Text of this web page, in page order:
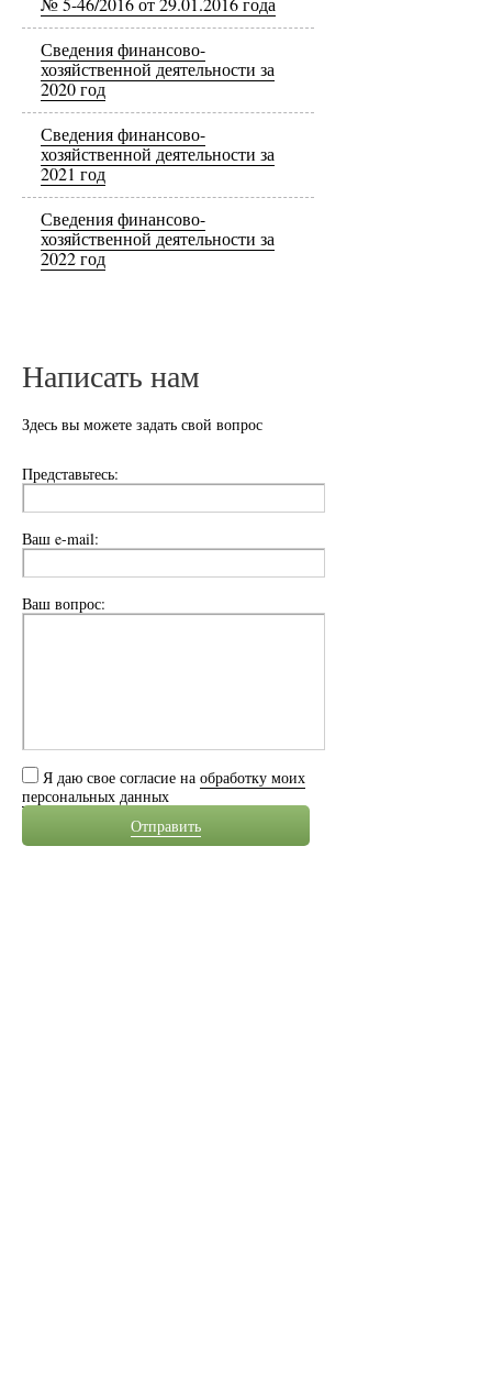
Сведения финансово-
хозяйственной деятельности за
2020 год
Сведения финансово-
хозяйственной деятельности за
2021 год
Сведения финансово-
хозяйственной деятельности за
2022 год
Написать нам
Здесь вы можете задать свой вопрос
Представьтесь:
Ваш e-mail:
Ваш вопрос:
Я даю свое согласие на обработку моих
персональных данных
Отправить